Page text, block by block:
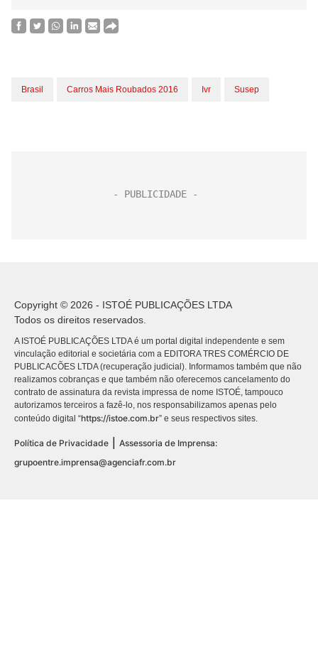
Brasil Carros Mais Roubados 2016 Ivr Susep
Copyright © 2026 - ISTOÉ PUBLICAÇÕES LTDA
Todos os direitos reservados.
A ISTOÉ PUBLICAÇÕES LTDA é um portal digital independente e sem
vinculação editorial e societária com a EDITORA TRES COMÉRCIO DE
PUBLICACÕES LTDA (recuperação judicial). Informamos também que não
realizamos cobranças e que também não oferecemos cancelamento do
contrato de assinatura da revista impressa de nome ISTOÉ, tampouco
autorizamos terceiros a fazê-lo, nos responsabilizamos apenas pelo
conteúdo digital “https://istoe.com.br” e seus respectivos sites.
Política de Privacidade
Assessoria de Imprensa:
grupoentre.imprensa@agenciafr.com.br